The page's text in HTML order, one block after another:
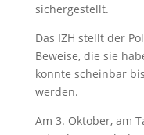
sichergestellt.
Das IZH stellt der
Beweise, die sie
konnte scheinbar
werden.
Am 3. Oktober, am